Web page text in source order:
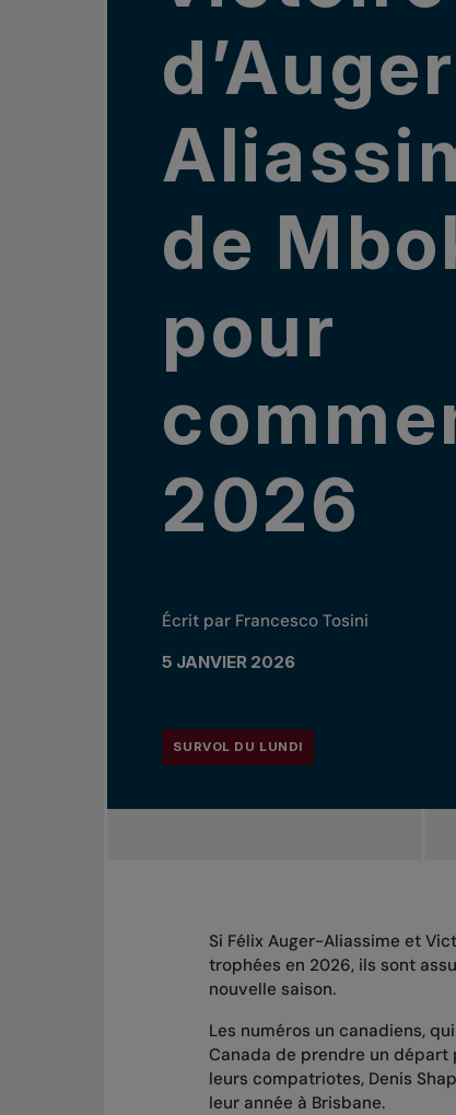
de
pour
2026
Écrit par Francesco Tosini
5 JANVIER 2026
SURVOL DU LUNDI
Si Félix Auger-Aliassime et
trophées en 2026, ils sont
nouvelle saison.
Les numéros un canadiens,
Canada de prendre un départ
leurs compatriotes, Denis
leur année à Brisbane.